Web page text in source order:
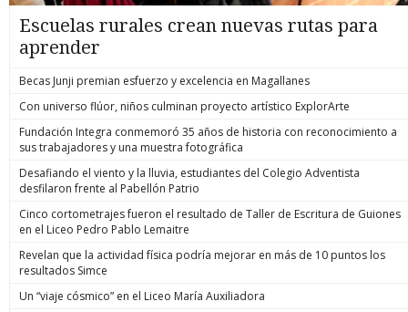
Escuelas rurales crean nuevas rutas para
aprender
Becas Junji premian esfuerzo y excelencia en Magallanes
Con universo flúor, niños culminan proyecto artístico ExplorArte
Fundación Integra conmemoró 35 años de historia con reconocimiento a
sus trabajadores y una muestra fotográfica
Desafiando el viento y la lluvia, estudiantes del Colegio Adventista
desfilaron frente al Pabellón Patrio
Cinco cortometrajes fueron el resultado de Taller de Escritura de Guiones
en el Liceo Pedro Pablo Lemaitre
Revelan que la actividad física podría mejorar en más de 10 puntos los
resultados Simce
Un “viaje cósmico” en el Liceo María Auxiliadora